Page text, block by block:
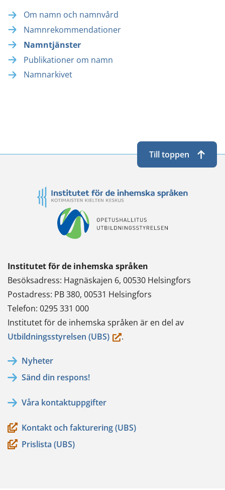
Om namn och namnvård
Namnrekommendationer
Namntjänster
Publikationer om namn
Namnarkivet
Institutet för de inhemska språken
Besöksadress: Hagnäskajen 6, 00530 Helsingfors
Postadress: PB 380, 00531 Helsingfors
Telefon: 0295 331 000
Institutet för de inhemska språken är en del av
Utbildningsstyrelsen (UBS)(du.
Nyheter
Sänd din respons!
Våra kontaktuppgifter
Kontakt och fakturering (UBS)
Prislista (UBS)
Till toppen